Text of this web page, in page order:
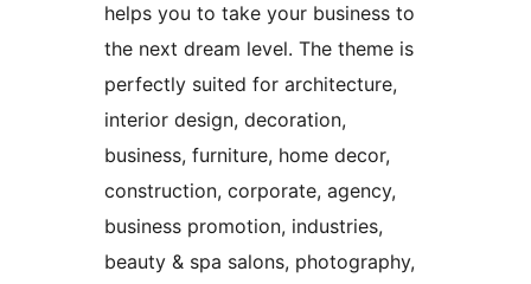
helps you to take your business to
the next dream level. The theme is
perfectly suited for architecture,
interior design, decoration,
business, furniture, home decor,
construction, corporate, agency,
business promotion, industries,
beauty & spa salons, photography,